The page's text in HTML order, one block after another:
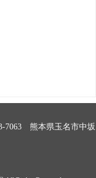
7063 熊本県玉名市中坂